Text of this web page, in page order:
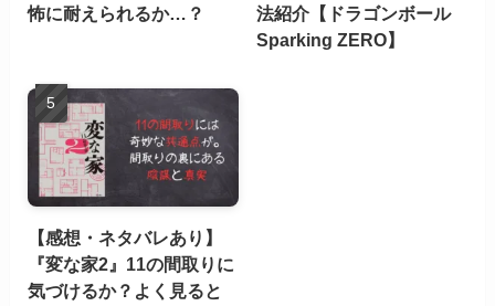
怖に耐えられるか…？
法紹介【ドラゴンボール
Sparking ZERO】
【感想・ネタバレあり】
『変な家2』11の間取りに
気づけるか？よく見ると